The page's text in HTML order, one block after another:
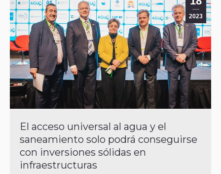
2023
El acceso universal al agua y el
saneamiento solo podrá conseguirse
con inversiones sólidas en
infraestructuras